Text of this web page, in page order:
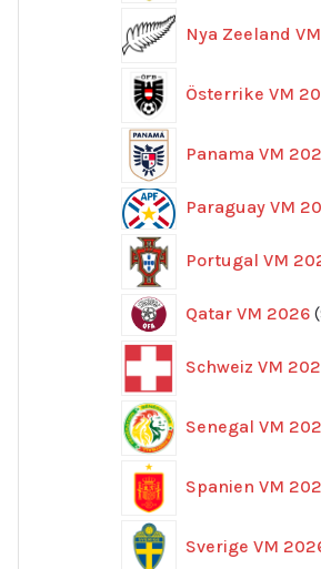
Nya Zeeland
Österrike VM
Panama VM
Paraguay VM
Portugal VM
Qatar VM 2026
Schweiz VM
Senegal VM
Spanien VM
Sverige VM